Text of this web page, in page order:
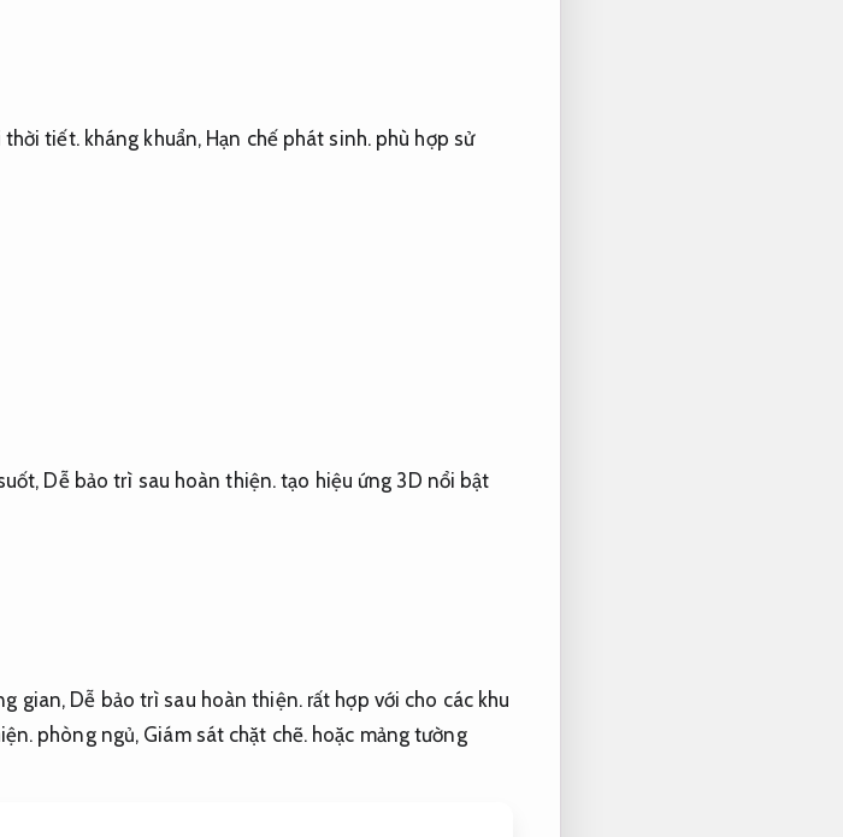
thời tiết.kháng khuẩn, Hạn chế phát sinh.phù hợp sử
Dễ bảo trì sau hoàn thiện. tạo hiệu ứng 3D nổi bật
gian, Dễ bảo trì sau hoàn thiện.rất hợp với cho các khu
phòng ngủ, Giám sát chặt chẽ. hoặc mảng tường